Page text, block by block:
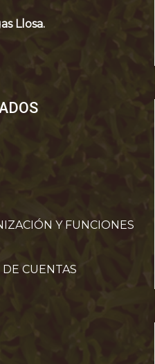
Llosa.
Y FUNCIONES
CUENTAS